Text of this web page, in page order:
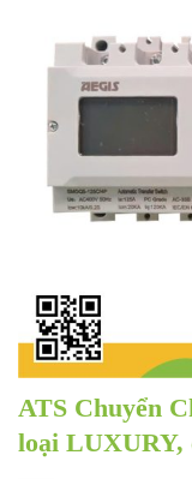
ATS Chuyển
loại LUXURY,